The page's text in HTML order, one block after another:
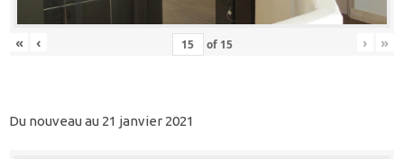
« ‹ of 15 › »
Du nouveau au 21 janvier 2021